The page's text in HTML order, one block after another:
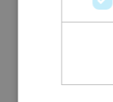
andra
identifiera
Träning
samtalen